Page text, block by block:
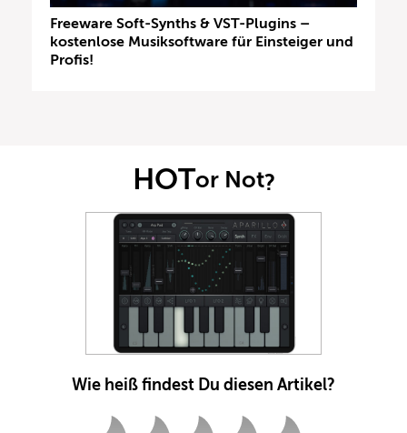
Freeware Soft-Synths & VST-Plugins –
kostenlose Musiksoftware für Einsteiger und
Profis!
HOTor Not?
Wie heiß findest Du diesen Artikel?